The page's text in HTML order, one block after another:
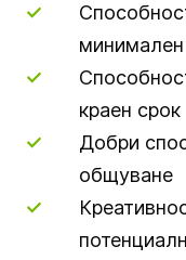
краен срок
Добри
общуване